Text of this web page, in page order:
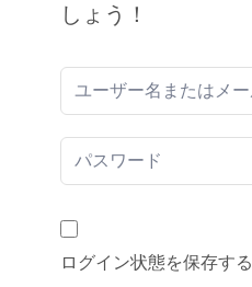
しょう！
ログイン状態を保存する